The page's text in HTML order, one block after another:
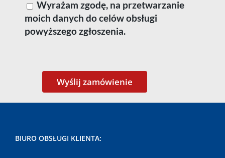
Wyrażam zgodę, na przetwarzanie
moich danych do celów obsługi
powyższego zgłoszenia.
BIURO OBSŁUGI KLIENTA: